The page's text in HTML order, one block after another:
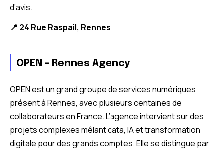
d’avis.
📍 24 Rue Raspail, Rennes
OPEN - Rennes Agency
OPEN est un grand groupe de services numériques
présent à Rennes, avec plusieurs centaines de
collaborateurs en France. L’agence intervient sur des
projets complexes mêlant data, IA et transformation
digitale pour des grands comptes. Elle se distingue par